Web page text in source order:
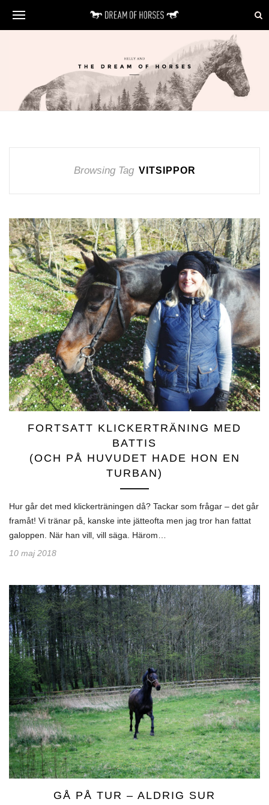
Browsing Tag VITSIPPOR
FORTSATT KLICKERTRÄNING MED
BATTIS
(OCH PÅ HUVUDET HADE HON EN
TURBAN)
Hur går det med klickerträningen då? Tackar som frågar – det går
framåt! Vi tränar på, kanske inte jätteofta men jag tror han fattat
galoppen. När han vill, vill säga. Härom…
10 maj 2018
GÅ PÅ TUR – ALDRIG SUR